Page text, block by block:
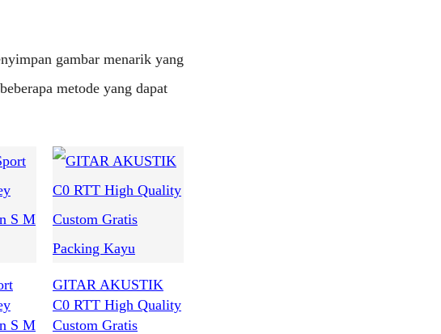
gambar menarik yang
metode yang dapat
S M
GITAR AKUSTIK
C0 RTT High Quality
Custom Gratis